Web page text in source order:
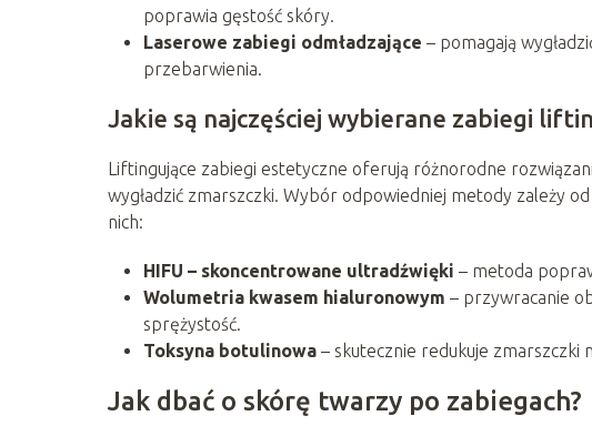
poprawia gęstość skóry.
Laserowe zabiegi odmładzające – pomagają
przebarwienia.
Jakie są najczęściej wybierane zabiegi
Liftingujące zabiegi estetyczne oferują różnorodne
wygładzić zmarszczki. Wybór odpowiedniej metody zależy
nich:
HIFU – skoncentrowane ultradźwięki – metoda
Wolumetria kwasem hialuronowym – przywracanie
sprężystość.
Toksyna botulinowa – skutecznie redukuje zmarszczki
Jak dbać o skórę twarzy po zabiegach?